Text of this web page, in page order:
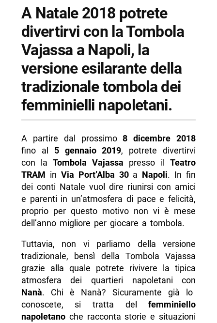
A Natale 2018 potrete
divertirvi con la Tombola
Vajassa a Napoli, la
versione esilarante della
tradizionale tombola dei
femminielli napoletani.
A partire dal prossimo8 dicembre 2018
fino al 5 gennaio 2019, potrete divertirvi
con la Tombola Vajassa presso ilTeatro
TRAM in Via Port’Alba 30a Napoli. In fin
dei conti Natale vuol dire riunirsi con amici
e parenti in un’atmosfera di pace e felicità,
proprio per questo motivo non vi è mese
dell’anno migliore per giocare a tombola.
Tuttavia, non vi parliamo della versione
tradizionale, bensì della Tombola Vajassa
grazie alla quale potrete rivivere la tipica
atmosfera dei quartieri napoletani con
Nanà. Chi è Nanà? Sicuramente già lo
conoscete, si tratta delfemminiello
napoletanoche racconta storie e situazioni